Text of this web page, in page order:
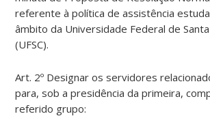
referente à política de assistência
âmbito da Universidade Federal de
(UFSC).
Art. 2º Designar os servidores
para, sob a presidência da primeira,
referido grupo: